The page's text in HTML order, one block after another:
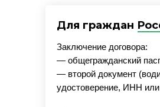
Для граждан
Заключение договора:
— общегражданский
— второй документ
удостоверение, ИНН